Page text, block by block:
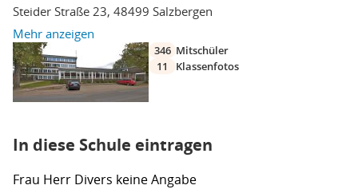
Steider Straße 23, 48499 Salzbergen
Mehr anzeigen
346 Mitschüler
11
Klassenfotos
In diese Schule eintragen
Frau Herr Divers keine Angabe